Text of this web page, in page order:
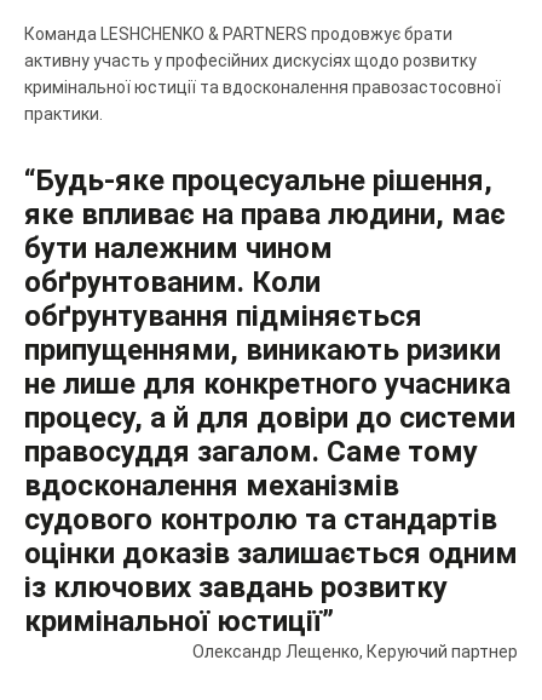
Команда LESHCHENKO & PARTNERS продовжує брати
активну участь у професійних дискусіях щодо розвитку
кримінальної юстиції та вдосконалення правозастосовної
практики.
“Будь-яке процесуальне рішення,
яке впливає на права людини, має
бути належним чином
обґрунтованим. Коли
обґрунтування підміняється
припущеннями, виникають ризики
не лише для конкретного учасника
процесу, а й для довіри до системи
правосуддя загалом. Саме тому
вдосконалення механізмів
судового контролю та стандартів
оцінки доказів залишається одним
із ключових завдань розвитку
кримінальної юстиції”
Олександр Лещенко, Керуючий партнер